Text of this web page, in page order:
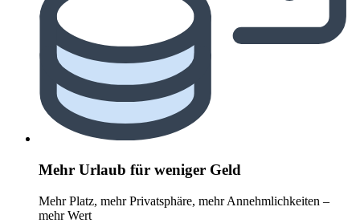
Mehr Urlaub für weniger Geld
Mehr Platz, mehr Privatsphäre, mehr Annehmlichkeiten –
mehr Wert